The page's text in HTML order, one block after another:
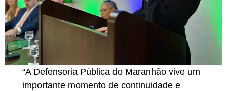
“A Defensoria Pública do Maranhão vive um
importante momento de continuidade e